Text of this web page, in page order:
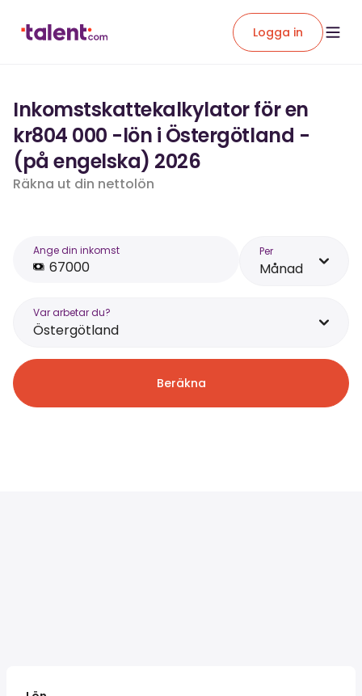
Logga in
Inkomstskattekalkylator för en
kr804 000 -lön i Östergötland -
(på engelska) 2026
Räkna ut din nettolön
Ange din inkomst Per
Månad
Var arbetar du?
Östergötland
Beräkna